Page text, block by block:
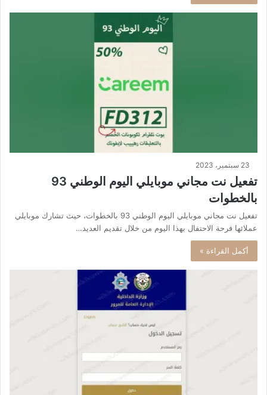
23 سبتمبر، 2023
تفعيل نت مجاني موبايلي اليوم الوطني 93
بالخطوات
تفعيل نت مجاني موبايلي اليوم الوطني 93 بالخطوات، حيث تشارك موبايلي
عملائها فرحة الاحتفال بهذا اليوم من خلال تقديم العديد…
أكمل القراءة »